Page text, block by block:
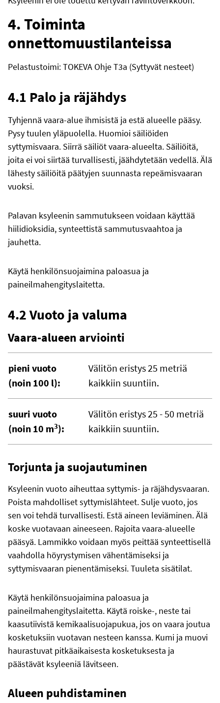
4. Toiminta
onnettomuustilanteissa
Pelastustoimi: TOKEVA Ohje T3a (Syttyvät nesteet)
4.1 Palo ja räjähdys
Tyhjennä vaara-alue ihmisistä ja estä alueelle pääsy.
Pysy tuulen yläpuolella. Huomioi säiliöiden
syttymisvaara. Siirrä säiliöt vaara-alueelta. Säiliöitä,
joita ei voi siirtää turvallisesti, jäähdytetään vedellä. Älä
lähesty säiliöitä päätyjen suunnasta repeämisvaaran
vuoksi.
Palavan ksyleenin sammutukseen voidaan käyttää
hiilidioksidia, synteettistä sammutusvaahtoa ja
jauhetta.
Käytä henkilönsuojaimina paloasua ja
paineilmahengityslaitetta.
4.2 Vuoto ja valuma
Vaara-alueen arviointi
pieni vuoto
(noin 100 l):
Välitön eristys 25 metriä
kaikkiin suuntiin.
suuri vuoto
(noin 10 m3):
Välitön eristys 25 - 50 metriä
kaikkiin suuntiin.
Torjunta ja suojautuminen
Ksyleenin vuoto aiheuttaa syttymis- ja räjähdysvaaran.
Poista mahdolliset syttymislähteet. Sulje vuoto, jos
sen voi tehdä turvallisesti. Estä aineen leviäminen. Älä
koske vuotavaan aineeseen. Rajoita vaara-alueelle
pääsyä. Lammikko voidaan myös peittää synteettisellä
vaahdolla höyrystymisen vähentämiseksi ja
syttymisvaaran pienentämiseksi. Tuuleta sisätilat.
Käytä henkilönsuojaimina paloasua ja
paineilmahengityslaitetta. Käytä roiske-, neste tai
kaasutiivistä kemikaalisuojapukua, jos on vaara joutua
kosketuksiin vuotavan nesteen kanssa. Kumi ja muovi
haurastuvat pitkäaikaisesta kosketuksesta ja
päästävät ksyleeniä lävitseen.
Alueen puhdistaminen